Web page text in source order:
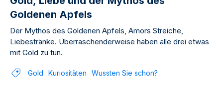
Goldenen Apfels
Der Mythos des Goldenen Apfels, Amors Streiche,
Liebestränke. Überraschenderweise haben alle drei etwas
mit Gold zu tun.
Gold Kuriositäten Wussten Sie schon?